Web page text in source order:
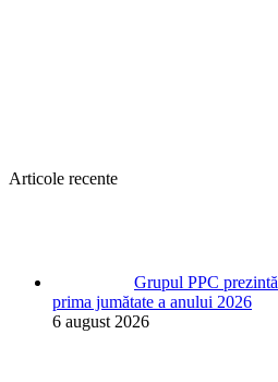
Articole recente
Grupul PPC
prima jumătate a anului 2026
6 august 2026